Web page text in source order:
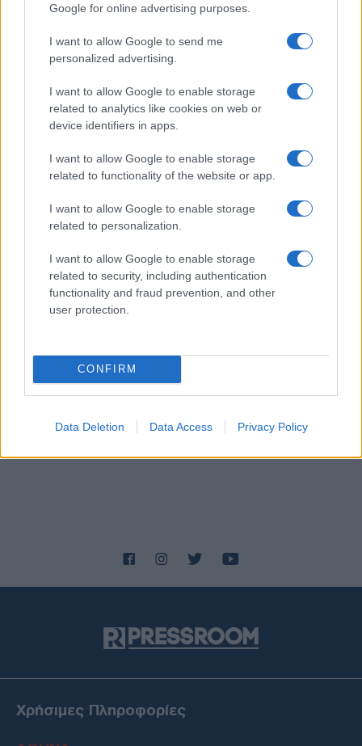
Google for online advertising purposes.
I want to allow Google to send me
personalized advertising.
I want to allow Google to enable storage
related to analytics like cookies on web or
device identifiers in apps.
I want to allow Google to enable storage
related to functionality of the website or app.
I want to allow Google to enable storage
related to personalization.
I want to allow Google to enable storage
related to security, including authentication
functionality and fraud prevention, and other
user protection.
CONFIRM
Data Deletion Data Access Privacy Policy
Χρήσιμες Πληροφορίες